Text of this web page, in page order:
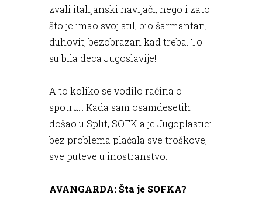
zvali italijanski navijači, nego i zato
što je imao svoj stil, bio šarmantan,
duhovit, bezobrazan kad treba. To
su bila deca Jugoslavije!
A to koliko se vodilo račina o
spotru… Kada sam osamdesetih
došao u Split, SOFK-a je Jugoplastici
bez problema plaćala sve troškove,
sve puteve u inostranstvo…
AVANGARDA: Šta je SOFKA?